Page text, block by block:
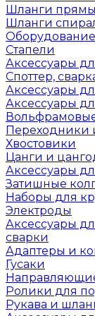
Шланги
Шланги
Оборудование
Стапели
Аксессуары
Споттер,
Аксессуары
Аксессуары
Переходники
Хвостовики
Цанги и
Аксессуары
Затишные
Наборы для
Электроды
Аксессуары
сварки
Адаптеры и
Гусаки
Ролики для
Рукава и